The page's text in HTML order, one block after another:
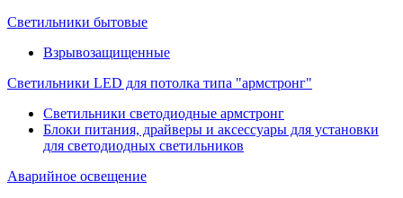
Светильники бытовые
Взрывозащищенные
Светильники LED для потолка типа "армстронг"
Светильники светодиодные армстронг
Блоки питания, драйверы и аксессуары для установки
для светодиодных светильников
Аварийное освещение